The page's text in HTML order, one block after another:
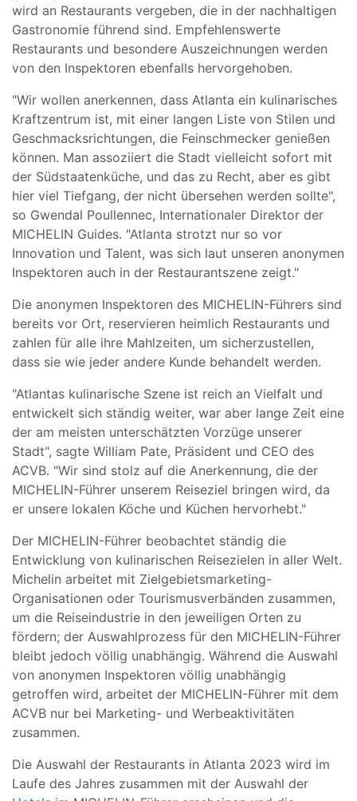
wird an Restaurants vergeben, die in der nachhaltigen
Gastronomie führend sind. Empfehlenswerte
Restaurants und besondere Auszeichnungen werden
von den Inspektoren ebenfalls hervorgehoben.
"Wir wollen anerkennen, dass Atlanta ein kulinarisches
Kraftzentrum ist, mit einer langen Liste von Stilen und
Geschmacksrichtungen, die Feinschmecker genießen
können. Man assoziiert die Stadt vielleicht sofort mit
der Südstaatenküche, und das zu Recht, aber es gibt
hier viel Tiefgang, der nicht übersehen werden sollte",
so Gwendal Poullennec, Internationaler Direktor der
MICHELIN Guides. "Atlanta strotzt nur so vor
Innovation und Talent, was sich laut unseren anonymen
Inspektoren auch in der Restaurantszene zeigt."
Die anonymen Inspektoren des MICHELIN-Führers sind
bereits vor Ort, reservieren heimlich Restaurants und
zahlen für alle ihre Mahlzeiten, um sicherzustellen,
dass sie wie jeder andere Kunde behandelt werden.
"Atlantas kulinarische Szene ist reich an Vielfalt und
entwickelt sich ständig weiter, war aber lange Zeit eine
der am meisten unterschätzten Vorzüge unserer
Stadt", sagte William Pate, Präsident und CEO des
ACVB. "Wir sind stolz auf die Anerkennung, die der
MICHELIN-Führer unserem Reiseziel bringen wird, da
er unsere lokalen Köche und Küchen hervorhebt."
Der MICHELIN-Führer beobachtet ständig die
Entwicklung von kulinarischen Reisezielen in aller Welt.
Michelin arbeitet mit Zielgebietsmarketing-
Organisationen oder Tourismusverbänden zusammen,
um die Reiseindustrie in den jeweiligen Orten zu
fördern; der Auswahlprozess für den MICHELIN-Führer
bleibt jedoch völlig unabhängig. Während die Auswahl
von anonymen Inspektoren völlig unabhängig
getroffen wird, arbeitet der MICHELIN-Führer mit dem
ACVB nur bei Marketing- und Werbeaktivitäten
zusammen.
Die Auswahl der Restaurants in Atlanta 2023 wird im
Laufe des Jahres zusammen mit der Auswahl der